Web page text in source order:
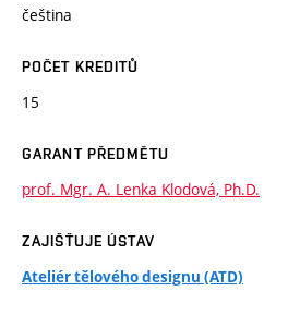
čeština
POČET KREDITŮ
15
GARANT PŘEDMĚTU
prof. Mgr. A. Lenka Klodová, Ph.D.
ZAJIŠŤUJE ÚSTAV
Ateliér tělového designu (ATD)